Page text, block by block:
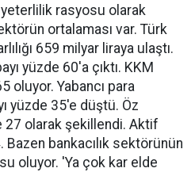
rasyosu olarak
ortalaması var. Türk
659 milyar liraya ulaştı.
yüzde 60'a çıktı. KKM
oluyor. Yabancı para
yüzde 35'e düştü. Öz
27 olarak şekillendi. Aktif
Bazen bankacılık sektörünün
oluyor. 'Ya çok kar elde